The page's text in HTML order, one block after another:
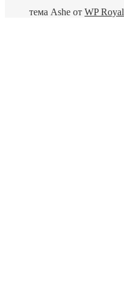
тема Ashe от WP Royal